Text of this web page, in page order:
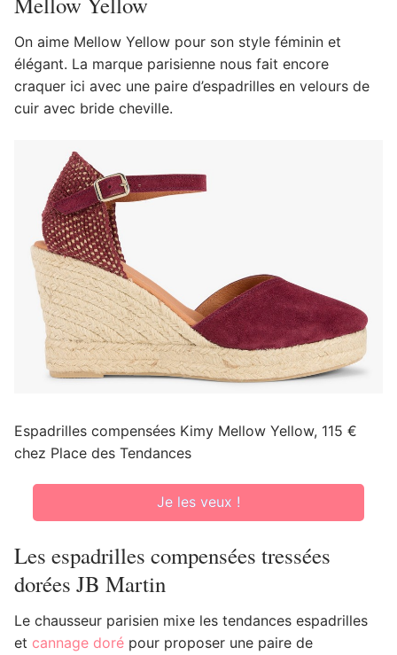
On aime Mellow Yellow pour son style féminin et
élégant. La marque parisienne nous fait encore
craquer ici avec une paire d’espadrilles en velours de
cuir avec bride cheville.
Espadrilles compensées Kimy Mellow Yellow, 115 €
chez Place des Tendances
Je les veux !
Les espadrilles compensées tressées
dorées JB Martin
Le chausseur parisien mixe les tendances espadrilles
et cannage doré pour proposer une paire de